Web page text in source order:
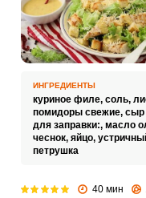
ИНГРЕДИЕНТЫ
куриное филе, соль,
помидоры свежие, сыр
для заправки:, масло
чеснок, яйцо,
петрушка
40 мин